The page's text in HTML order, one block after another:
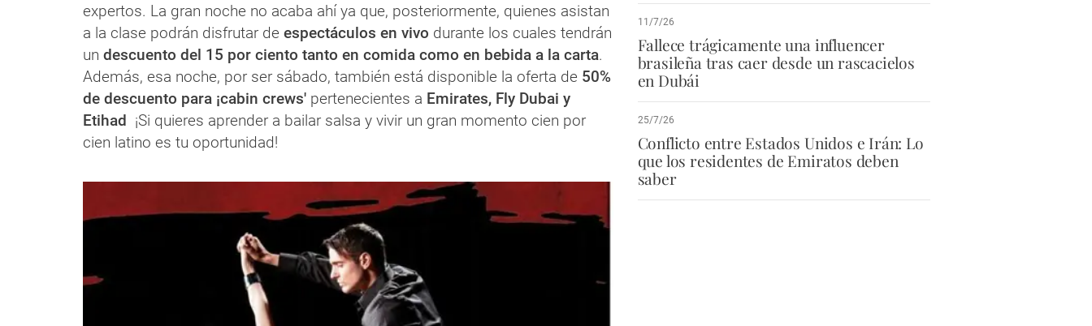
expertos. La gran noche no acaba ahí ya que, posteriormente, quienes asistan
a la clase podrán disfrutar de espectáculos en vivo durante los cuales tendrán
un descuento del 15 por ciento tanto en comida como en bebida a la carta.
Además, esa noche, por ser sábado, también está disponible la oferta de 50%
de descuento para ¡cabin crews' pertenecientes a Emirates, Fly Dubai y
Etihad ¡Si quieres aprender a bailar salsa y vivir un gran momento cien por
cien latino es tu oportunidad!
11/7/26
Fallece trágicamente una influencer
brasileña tras caer desde un rascacielos
en Dubái
25/7/26
Conflicto entre Estados Unidos e Irán: Lo
que los residentes de Emiratos deben
saber